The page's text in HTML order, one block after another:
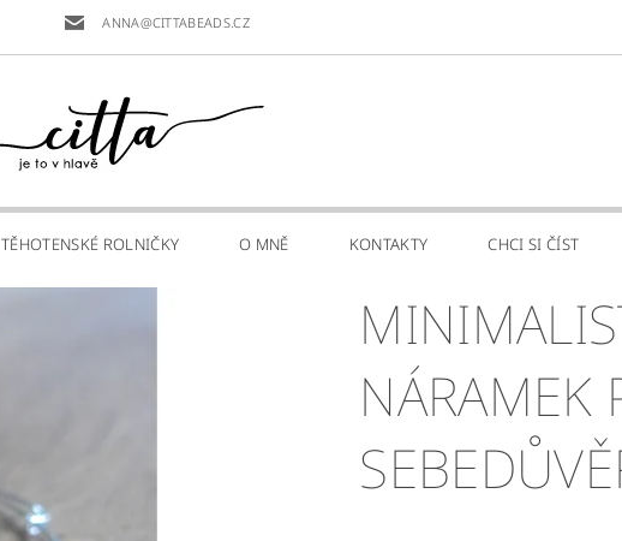
ANNA@CITTABEADS.CZ
TĚHOTENSKÉ ROLNIČKY O MNĚ KONTAKTY CHCI SI ČÍST
NÁRAMEK